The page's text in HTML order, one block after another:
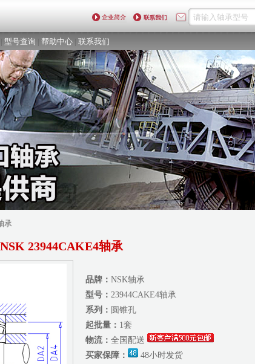
型号查询 帮助中心 联系我们
承
NSK 23944CAKE4轴承
品牌： NSK轴承
型号： 23944CAKE4轴承
系列： 圆锥孔
起批量： 1套
物流： 全国配送
买家保障：
48小时发货